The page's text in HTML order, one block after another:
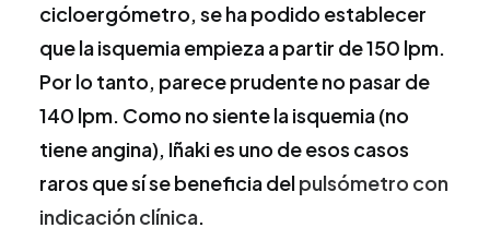
cicloergómetro, se ha podido establecer
que la isquemia empieza a partir de 150 lpm.
Por lo tanto, parece prudente no pasar de
140 lpm. Como no siente la isquemia (no
tiene angina), Iñaki es uno de esos casos
raros que sí se beneficia delpulsómetro con
indicación clínica.